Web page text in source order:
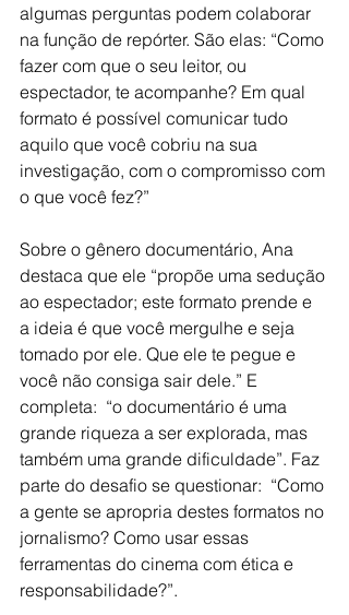
algumas perguntas podem colaborar
na função de repórter. São elas: “Como
fazer com que o seu leitor, ou
espectador, te acompanhe? Em qual
formato é possível comunicar tudo
aquilo que você cobriu na sua
investigação, com o compromisso com
o que você fez?”
Sobre o gênero documentário, Ana
destaca que ele “propõe uma sedução
ao espectador; este formato prende e
a ideia é que você mergulhe e seja
tomado por ele. Que ele te pegue e
você não consiga sair dele.” E
completa:  “o documentário é uma
grande riqueza a ser explorada, mas
também uma grande dificuldade”. Faz
parte do desafio se questionar:  “Como
a gente se apropria destes formatos no
jornalismo? Como usar essas
ferramentas do cinema com ética e
responsabilidade?”.